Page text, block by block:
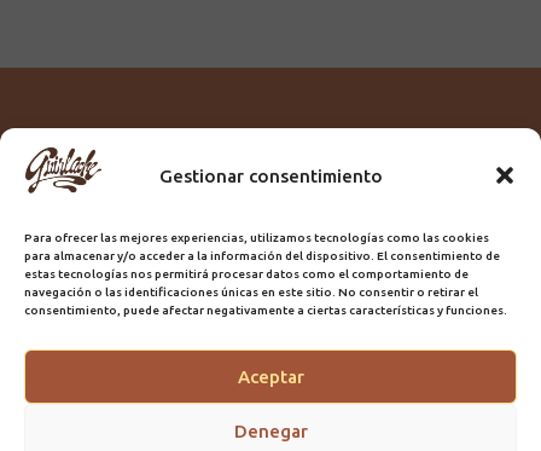
Gestionar consentimiento
Para ofrecer las mejores experiencias, utilizamos tecnologías como las cookies
para almacenar y/o acceder a la información del dispositivo. El consentimiento de
estas tecnologías nos permitirá procesar datos como el comportamiento de
navegación o las identificaciones únicas en este sitio. No consentir o retirar el
consentimiento, puede afectar negativamente a ciertas características y funciones.
Aceptar
Denegar
Titular:
ROME GUIRLACHE SL.
Domicilio:Calle Triana, 68
Ciudad:Las Palmas de Gran Canaria
Registro Sanitario:GC/20/PH/7192